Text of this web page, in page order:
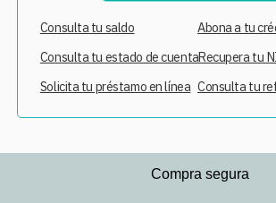
Consulta tu saldo
Consulta tu estado de cuenta
Solicita tu préstamo en línea
Abona a tu
Recupera tu
Consulta tu
Compra segura